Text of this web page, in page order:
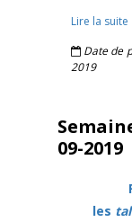
Lire la suite
Date de
2019
09-2019
les